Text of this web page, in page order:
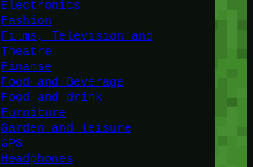
Electronics
Fashion
Films, Television and
Theatre
Finanse
Food and Beverage
Food and drink
Furniture
Garden and leisure
GPS
Headphones